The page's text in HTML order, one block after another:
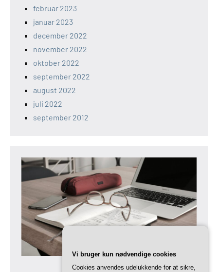
februar 2023
januar 2023
december 2022
november 2022
oktober 2022
september 2022
august 2022
juli 2022
september 2012
Vi bruger kun nødvendige cookies
Cookies anvendes udelukkende for at sikre,